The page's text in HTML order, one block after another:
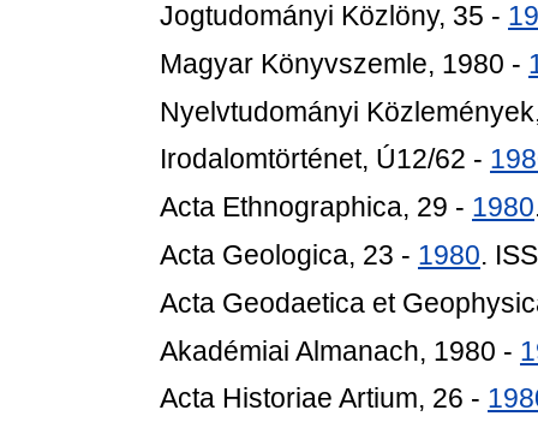
Jogtudományi Közlöny, 35 -
Magyar Könyvszemle, 1980 -
Nyelvtudományi
Irodalomtörténet, Ú12/62 -
Acta Ethnographica, 29 - 1980
Acta Geologica, 23 - 1980.
Acta Geodaetica et
Akadémiai Almanach, 1980 -
Acta Historiae Artium, 26 -